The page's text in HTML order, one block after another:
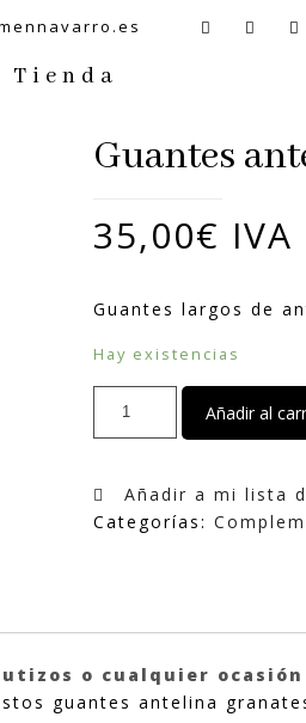
Tienda
Guantes
35,00€
Guantes largos de
Hay existencias
Guantes
cantidad
Añadir al
Añadir a mi lista
Categorías:
o cualquier
guantes antelina